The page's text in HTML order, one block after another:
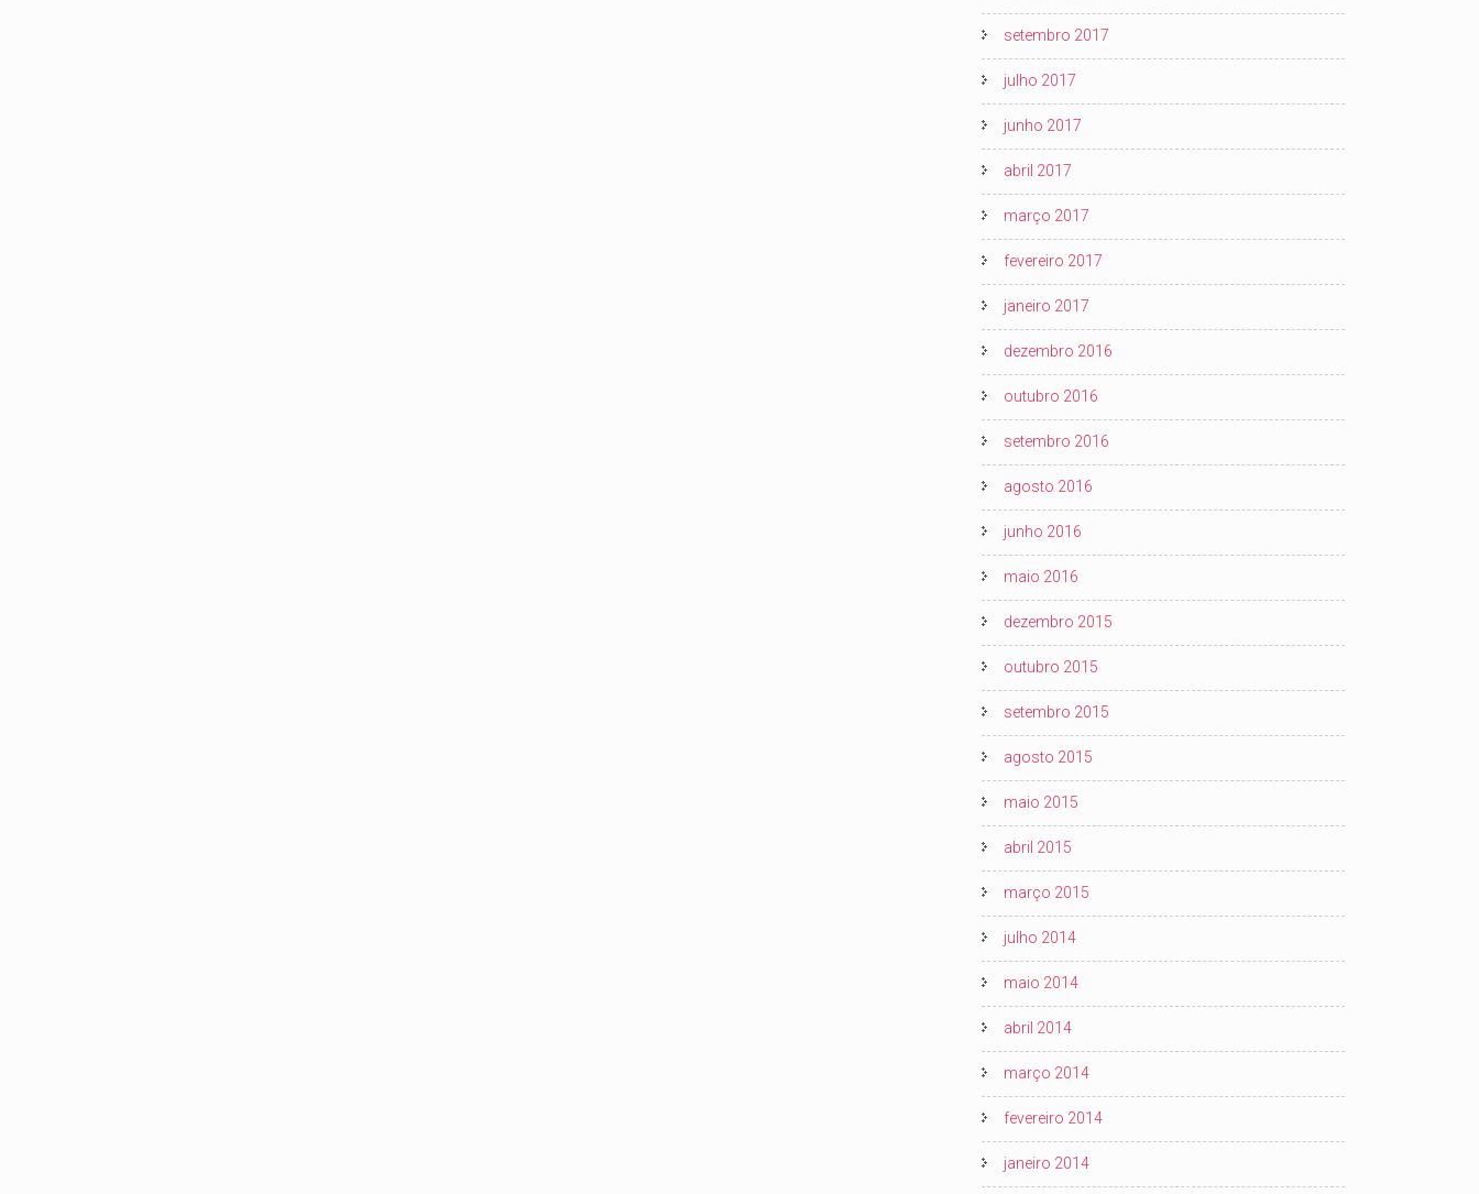
setembro 2017
julho 2017
junho 2017
abril 2017
março 2017
fevereiro 2017
janeiro 2017
dezembro 2016
outubro 2016
setembro 2016
agosto 2016
junho 2016
maio 2016
dezembro 2015
outubro 2015
setembro 2015
agosto 2015
maio 2015
abril 2015
março 2015
julho 2014
maio 2014
abril 2014
março 2014
fevereiro 2014
janeiro 2014